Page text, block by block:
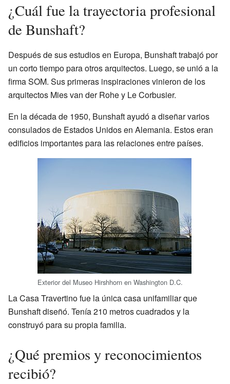
¿Cuál fue la trayectoria profesional
de Bunshaft?
Después de sus estudios en Europa, Bunshaft trabajó por
un corto tiempo para otros arquitectos. Luego, se unió a la
firma SOM. Sus primeras inspiraciones vinieron de los
arquitectos Mies van der Rohe y Le Corbusier.
En la década de 1950, Bunshaft ayudó a diseñar varios
consulados de Estados Unidos en Alemania. Estos eran
edificios importantes para las relaciones entre países.
Exterior del Museo Hirshhorn en Washington D.C.
La Casa Travertino fue la única casa unifamiliar que
Bunshaft diseñó. Tenía 210 metros cuadrados y la
construyó para su propia familia.
¿Qué premios y reconocimientos
recibió?